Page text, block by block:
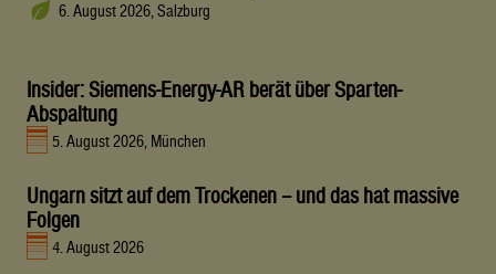
6. August 2026, Salzburg
Insider: Siemens-Energy-AR berät über Sparten-
Abspaltung
5. August 2026, München
Ungarn sitzt auf dem Trockenen – und das hat massive
Folgen
4. August 2026